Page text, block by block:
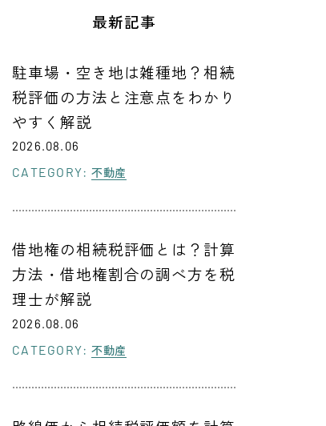
最新記事
駐車場・空き地は雑種地？相続
税評価の方法と注意点をわかり
やすく解説
2026.08.06
CATEGORY: 不動産
借地権の相続税評価とは？計算
方法・借地権割合の調べ方を税
理士が解説
2026.08.06
CATEGORY: 不動産